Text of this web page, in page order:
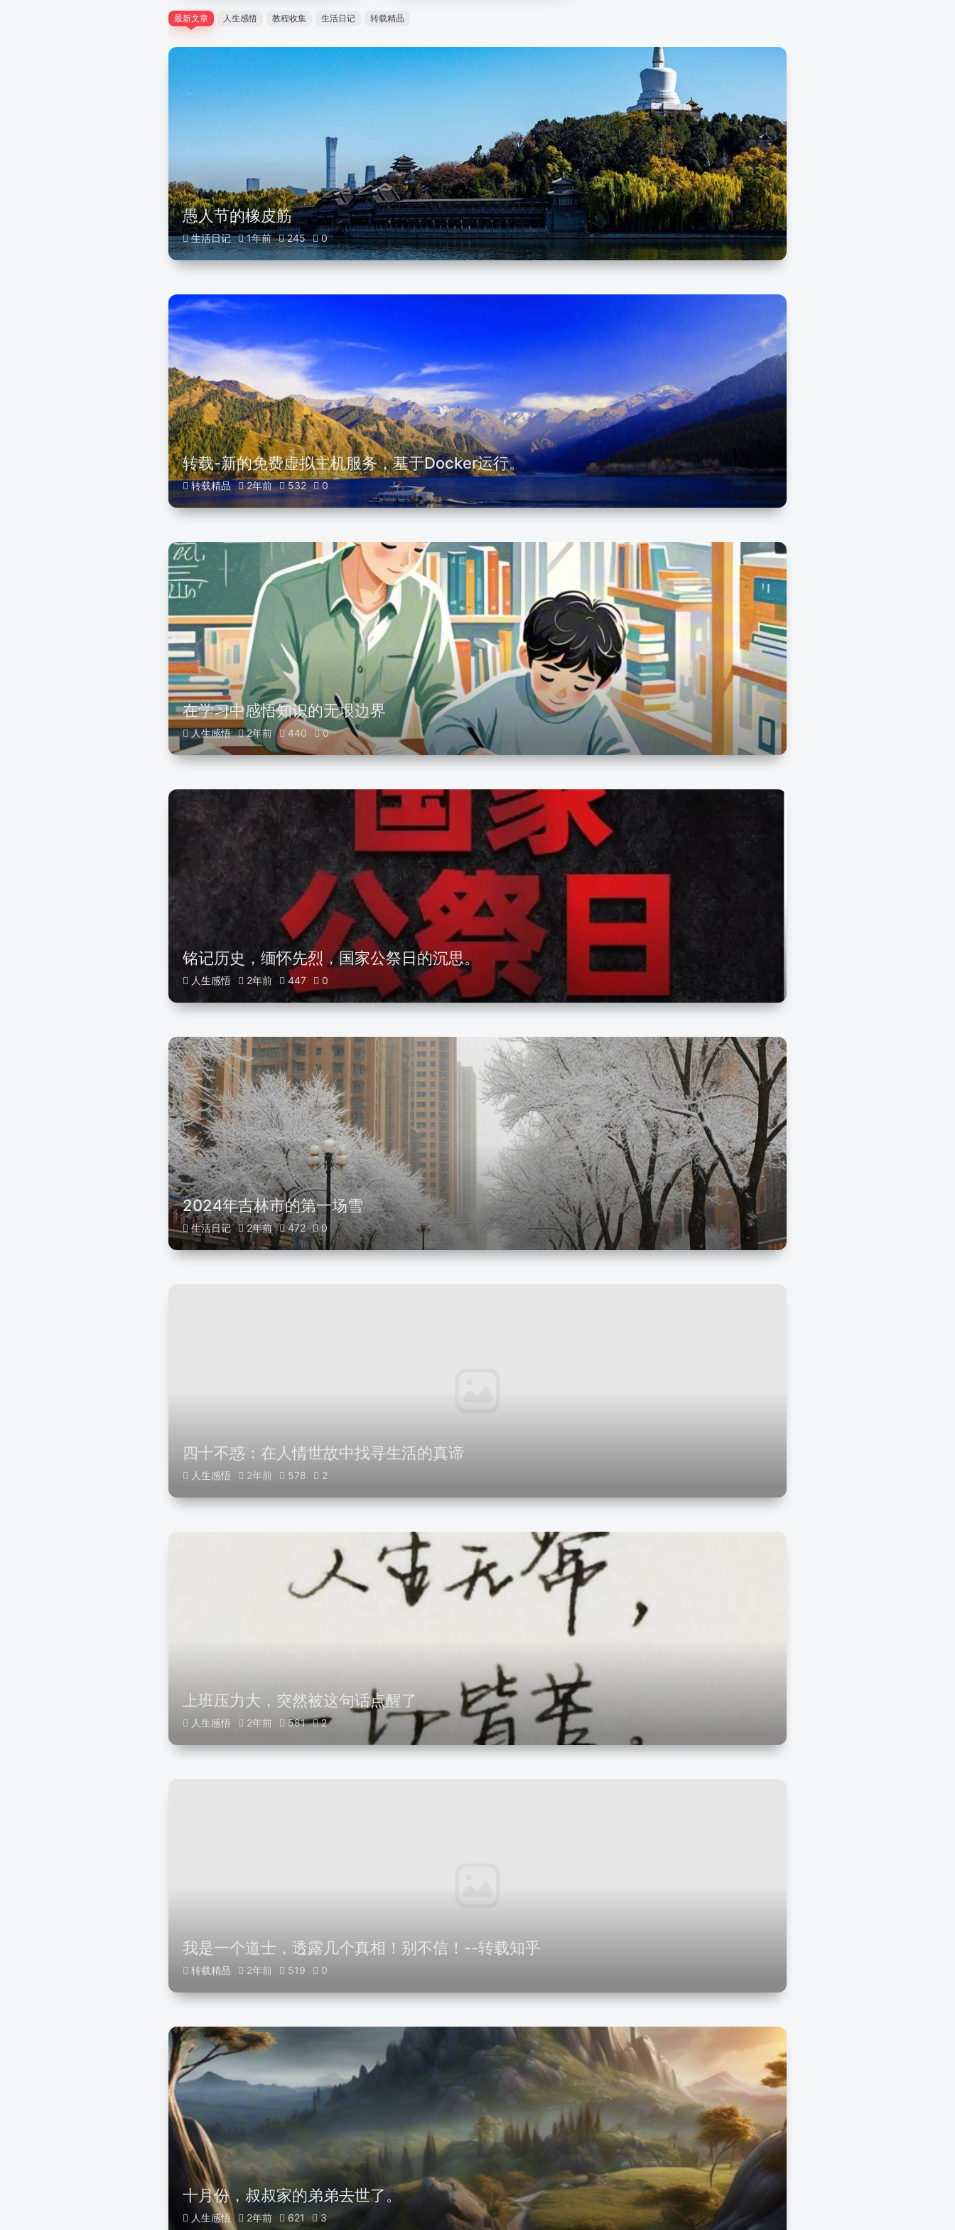
最新文章 人生感悟 教程收集 生活日记 转载精品
愚人节的橡皮筋
生活日记 1年前 245 0
转载-新的免费虚拟主机服务，基于Docker运行。
转载精品 2年前 532 0
在学习中感悟知识的无垠边界
人生感悟 2年前 440 0
铭记历史，缅怀先烈，国家公祭日的沉思。
人生感悟 2年前 447 0
2024年吉林市的第一场雪
生活日记 2年前 472 0
四十不惑：在人情世故中找寻生活的真谛
人生感悟 2年前 578 2
上班压力大，突然被这句话点醒了
人生感悟 2年前 581 2
我是一个道士，透露几个真相！别不信！--转载知乎
转载精品 2年前 519 0
十月份，叔叔家的弟弟去世了。
人生感悟 2年前 621 3